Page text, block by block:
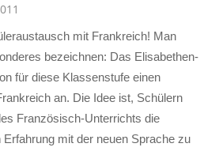
mit Frankreich! Man
bezeichnen: Das Elisabethen-
für diese Klassenstufe einen
an. Die Idee ist, Schülern
Französisch-Unterrichts die
mit der neuen Sprache zu